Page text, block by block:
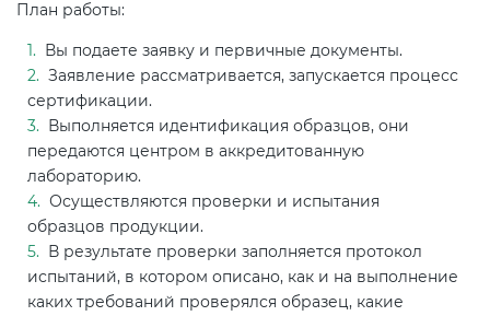
План работы:
Вы подаете заявку и первичные документы.
Заявление рассматривается, запускается процесс
сертификации.
Выполняется идентификация образцов, они
передаются центром в аккредитованную
лабораторию.
Осуществляются проверки и испытания
образцов продукции.
В результате проверки заполняется протокол
испытаний, в котором описано, как и на выполнение
каких требований проверялся образец, какие